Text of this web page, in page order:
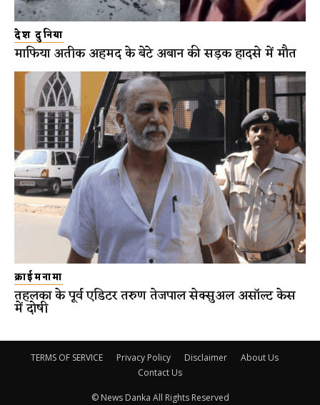
देश दुनिया
माफिया अतीक अहमद के बेटे अबान की सड़क हादसे में मौत
क्राईमनामा
तहलका के पूर्व एडिटर तरुण तेजपाल सेक्सुअल असॉल्ट केस
में दोषी
TERMS OF SERVICE Privacy Policy Disclaimer
About Us
Contact Us
© News Danka All Rights Reserved